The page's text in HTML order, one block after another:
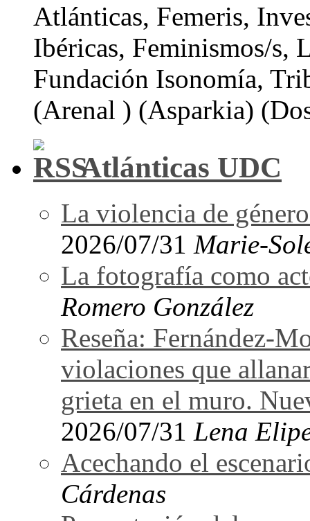
Atlánticas, Femeris,
Ibéricas, Feminismos/s,
Fundación Isonomía,
(Arenal ) (Asparkia)
Atlánticas UDC
La violencia de
2026/07/31 Marie-
La fotografía como
Romero González
Reseña: Fernández-
violaciones que
grieta en el muro.
2026/07/31 Lena
Acechando el
Cárdenas